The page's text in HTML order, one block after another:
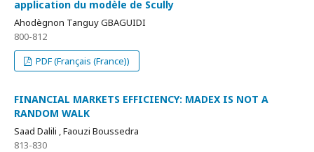
application du modèle de Scully
Ahodègnon Tanguy GBAGUIDI
800-812
PDF (Français (France))
FINANCIAL MARKETS EFFICIENCY: MADEX IS NOT A
RANDOM WALK
Saad Dalili , Faouzi Boussedra
813-830